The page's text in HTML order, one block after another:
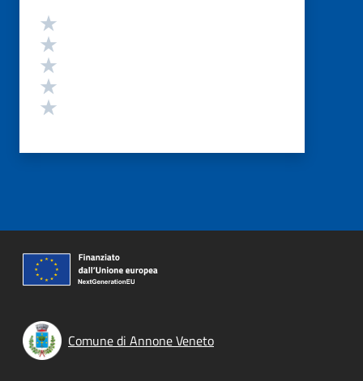
Valutazione
Comune di Annone Veneto